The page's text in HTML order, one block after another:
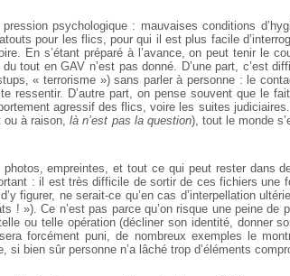
psychologique : mauvaises conditions
pour les flics, pour qui il est plus facile
En s’étant préparé à l’avance, on peut tenir le
tout en GAV n’est pas donné. D’une part, c’est
« terrorisme ») sans parler à personne : le
ressentir. D’autre part, on pense souvent que le
agressif des flics, voire les suites
ou à raison,là n’est pas la question), tout le monde
empreintes, et tout ce qui peut rester dans
: il est très difficile de sortir de ces fichiers une
figurer, ne serait-ce qu’en cas d’interpellation
! »). Ce n’est pas parce qu’on risque une peine de
ou telle opération (décliner son identité, donner
forcément puni, de nombreux exemples le
si bien sûr personne n’a lâché trop d’éléments